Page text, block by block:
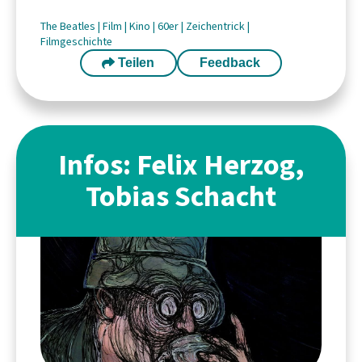
The Beatles | Film | Kino | 60er| Zeichentrick|
Filmgeschichte
Teilen Feedback
Infos: Felix Herzog,
Tobias Schacht